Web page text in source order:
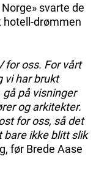
svarte de
hotell-drømmen
for oss. For vårt
vi har brukt
på visninger
og arkitekter.
for oss, så det
bare ikke blitt slik
før Brede Aase